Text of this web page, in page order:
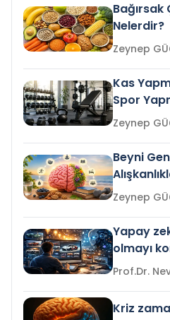
Bağırsak
Nelerdir?
Kas
Spor
Beyni
Yapay
olmayı
Kriz